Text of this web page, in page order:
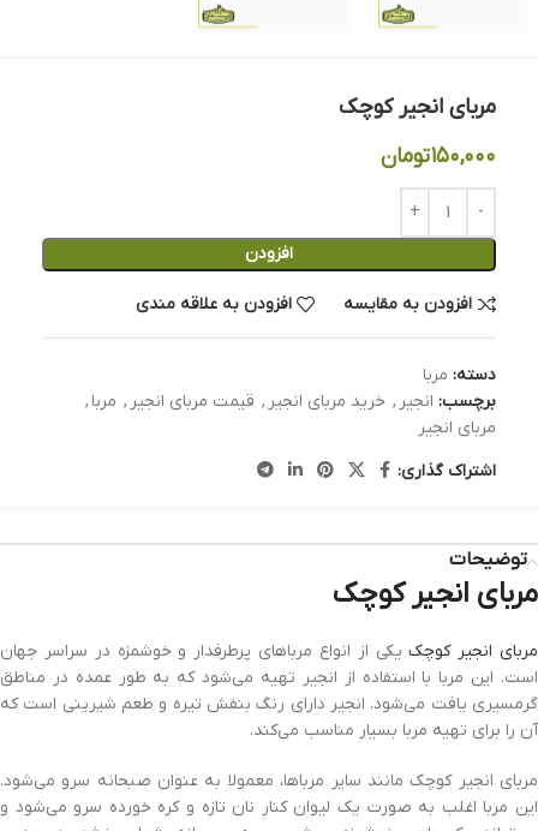
مربای انجیر کوچک
۱۵۰,۰۰۰تومان
افزودن
افزودن به مقایسه افزودن به علاقه مندی
دسته: مربا
برچسب: انجیر , خرید مربای انجیر , قیمت مربای انجیر , مربا ,
مربای انجیر
اشتراک گذاری:
توضیحات
مربای انجیر کوچک
مربای انجیر کوچکیکی از انواع مرباهای پرطرفدار و خوشمزه در سراسر جهان
است. این مربا با استفاده از انجیر تهیه می‌شود که به طور عمده در مناطق
گرمسیری یافت می‌شود. انجیر دارای رنگ بنفش تیره و طعم شیرینی است که
آن را برای تهیه مربا بسیار مناسب می‌کند.
مربای انجیر کوچک مانند سایر مرباها، معمولا به عنوان صبحانه سرو می‌شود.
این مربا اغلب به صورت یک لیوان کنار نان تازه و کره خورده‌ سرو می‌شود و